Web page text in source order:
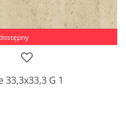
33,3x33,3 G 1